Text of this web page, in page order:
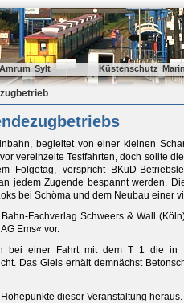
Amrum Sylt Küstenschutz
begleitet von einer kleinen
vereinzelte Testfahrten, doch sollte
Folgetag, verspricht BKuD-
jedem Zugende bespannt werden.
bei Schöma und dem Neubau einer
Fachverlag Schweers & Wall
Ems« vor.
bei einer Fahrt mit dem T 1 die in
Das Gleis erhält demnächst
dieser Veranstaltung heraus.